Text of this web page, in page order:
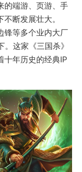
的端游、页游、手
断发展壮大。
锋等多个业内大厂
这家《三国杀》
十年历史的经典IP